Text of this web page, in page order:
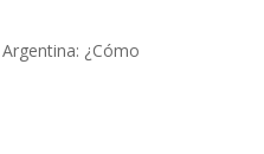
¿Cómo